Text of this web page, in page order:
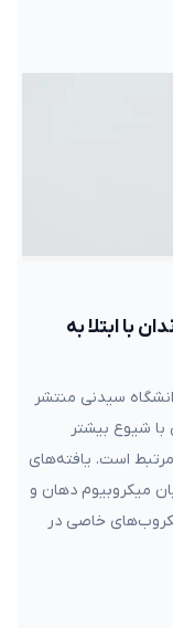
با ابتلا به
سیدنی منتشر
شیوع بیشتر
است. یافته‌های
میکروبیوم دهان و
خاصی در